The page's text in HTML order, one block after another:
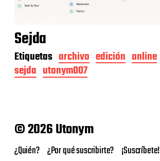
Sejda
Etiquetas archivo edición online
sejda utonym007
© 2026 Utonym
¿Quién? ¿Por qué suscribirte? ¡Suscríbete!